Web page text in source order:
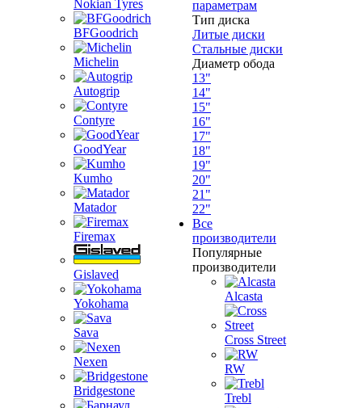
Nokian Tyres
BFGoodrich
Michelin
Autogrip
Contyre
GoodYear
Kumho
Matador
Firemax
Gislaved
Yokohama
Sava
Nexen
Bridgestone
параметрам
Тип диска
Литые диски
Стальные диски
Диаметр обода
13"
14"
15"
16"
17"
18"
19"
20"
21"
22"
Все
производители
Популярные
производители
Alcasta
Cross Street
RW
Trebl